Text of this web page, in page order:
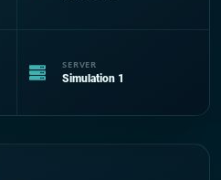
SERVER
Simulation 1